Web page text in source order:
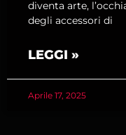
diventa arte,
degli accessori di
LEGGI »
Aprile 17, 2025